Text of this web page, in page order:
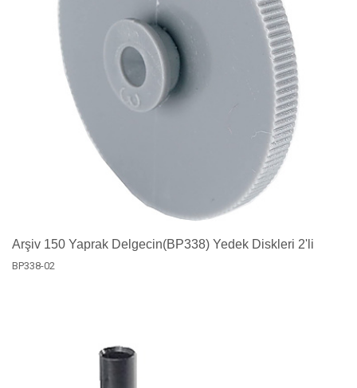
Arşiv 150 Yaprak Delgecin(BP338) Yedek Diskleri 2'li
BP338-02